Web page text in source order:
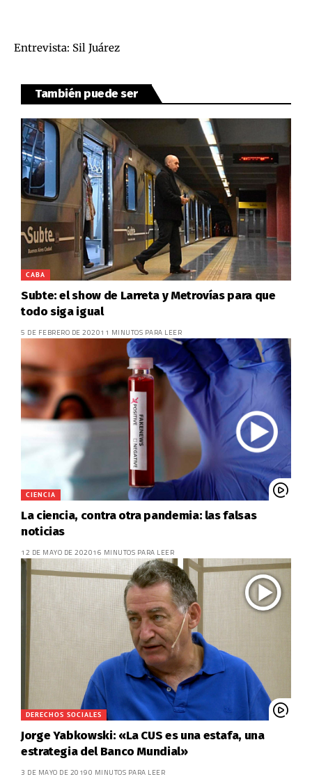
Entrevista: Sil Juárez
También puede ser
CABA
Subte: el show de Larreta y Metrovías para que
todo siga igual
5 DE FEBRERO DE 202011 MINUTOS PARA LEER
CIENCIA
La ciencia, contra otra pandemia: las falsas
noticias
12 DE MAYO DE 202016 MINUTOS PARA LEER
DERECHOS SOCIALES
Jorge Yabkowski: «La CUS es una estafa, una
estrategia del Banco Mundial»
3 DE MAYO DE 20190 MINUTOS PARA LEER